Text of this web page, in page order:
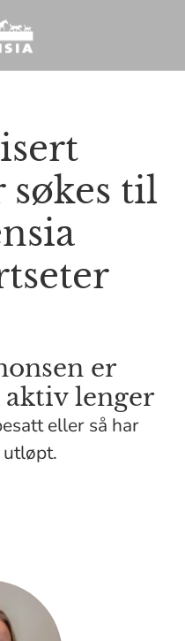
til
er
aktiv lenger
eller så har
utløpt.